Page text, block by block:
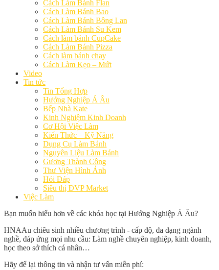
Cách Làm Bánh Flan
Cách Làm Bánh Bao
Cách Làm Bánh Bông Lan
Cách Làm Bánh Su Kem
Cách làm bánh CupCake
Cách Làm Bánh Pizza
Cách làm bánh chay
Cách Làm Kẹo – Mứt
Video
Tin tức
Tin Tổng Hợp
Hướng Nghiệp Á Âu
Bếp Nhà Kate
Kinh Nghiệm Kinh Doanh
Cơ Hội Việc Làm
Kiến Thức – Kỹ Năng
Dụng Cụ Làm Bánh
Nguyên Liệu Làm Bánh
Gương Thành Công
Thư Viện Hình Ảnh
Hỏi Đáp
Siêu thị ĐVP Market
Việc Làm
Bạn muốn hiểu hơn về các khóa học tại Hướng Nghiệp Á Âu?
HNAAu chiêu sinh nhiều chương trình - cấp độ, đa dạng ngành
nghề, đáp ứng mọi nhu cầu: Làm nghề chuyên nghiệp, kinh doanh,
học theo sở thích cá nhân…
Hãy để lại thông tin và nhận tư vấn miễn phí: